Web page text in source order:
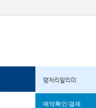
땡처리알리미
예약확인/결제